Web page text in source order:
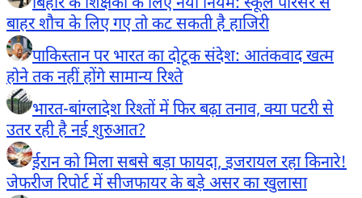
बाहर शौच के लिए गए तो कट सकती है हाजिरी
पाकिस्तान पर भारत का दोटूक संदेश: आतंकवाद खत्म
होने तक नहीं होंगे सामान्य रिश्ते
भारत-बांग्लादेश रिश्तों में फिर बढ़ा तनाव, क्या पटरी से
उतर रही है नई शुरुआत?
ईरान को मिला सबसे बड़ा फायदा, इजरायल रहा किनारे!
जेफरीज रिपोर्ट में सीजफायर के बड़े असर का खुलासा